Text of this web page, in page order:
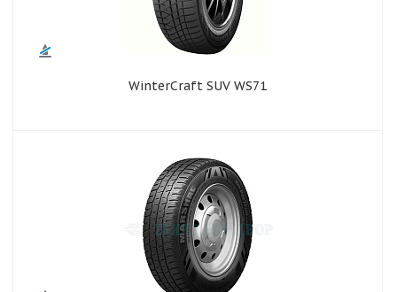
WinterCraft SUV WS71